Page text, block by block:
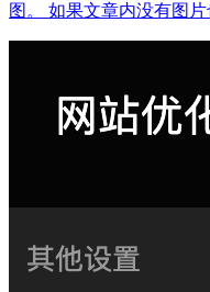
图。 如果文章内没有图